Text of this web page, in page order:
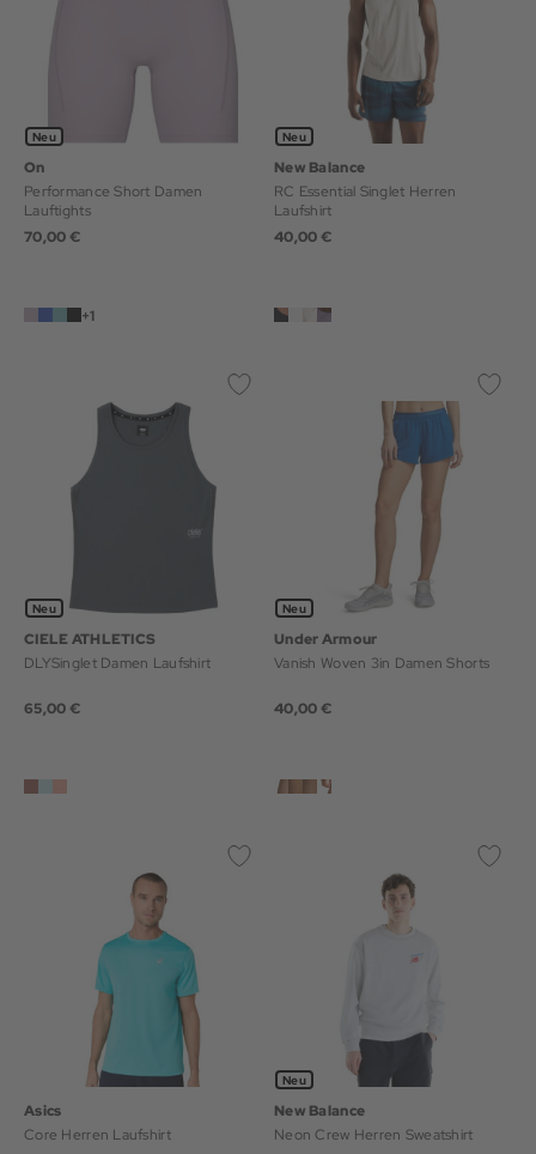
Neu
On
Performance Short Damen
Lauftights
70,00 €
+1
Neu
New Balance
RC Essential Singlet Herren
Laufshirt
40,00 €
Neu
CIELE ATHLETICS
DLYSinglet Damen Laufshirt
65,00 €
Neu
Under Armour
Vanish Woven 3in Damen Shorts
40,00 €
Asics
Core Herren Laufshirt
Neu
New Balance
Neon Crew Herren Sweatshirt